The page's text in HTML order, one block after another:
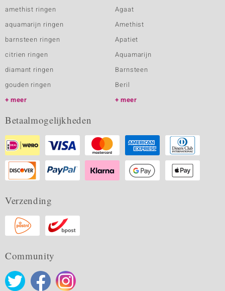
amethist ringen
aquamarijn ringen
barnsteen ringen
citrien ringen
diamant ringen
gouden ringen
meer
Agaat
Amethist
Apatiet
Aquamarijn
Barnsteen
Beril
meer
Betaalmogelijkheden
Verzending
Community